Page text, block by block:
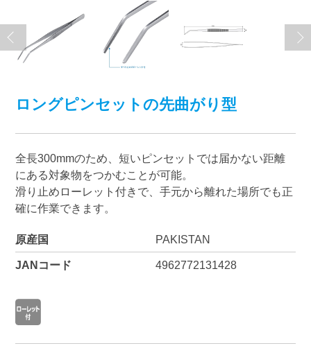
ロングピンセットの先曲がり型
全長300mmのため、短いピンセットでは届かない距離
にある対象物をつかむことが可能。
滑り止めローレット付きで、手元から離れた場所でも正
確に作業できます。
原産国 PAKISTAN
JANコード 4962772131428